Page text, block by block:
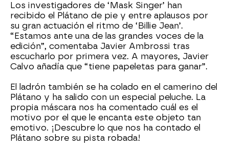
Los investigadores de ‘Mask Singer’ han
recibido el Plátano de pie y entre aplausos por
su gran actuación el ritmo de ‘Billie Jean’.
“Estamos ante una de las grandes voces de la
edición”, comentaba Javier Ambrossi tras
escucharlo por primera vez. A mayores, Javier
Calvo añadía que “tiene papeletas para ganar”.
El ladrón también se ha colado en el camerino del
Plátano y ha salido con un especial peluche. La
propia máscara nos ha comentado cuál es el
motivo por el que le encanta este objeto tan
emotivo. ¡Descubre lo que nos ha contado el
Plátano sobre su pista robada!